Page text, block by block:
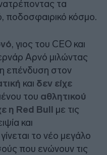
τα
ποδοσφαιρικό κόσμο.
, γιος του CEO και
Αρνό μιλώντας
επένδυση στον
και δεν είχε
του αθλητικού
η Red Bull με τις
και
το νέο μεγάλο
που ενώνουν τις